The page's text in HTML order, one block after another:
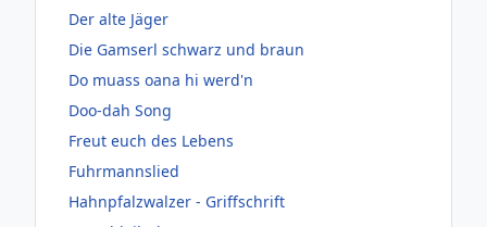
Der alte Jäger
Die Gamserl schwarz und braun
Do muass oana hi werd'n
Doo-dah Song
Freut euch des Lebens
Fuhrmannslied
Hahnpfalzwalzer - Griffschrift